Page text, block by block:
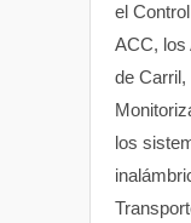
el
ACC, los
de
los